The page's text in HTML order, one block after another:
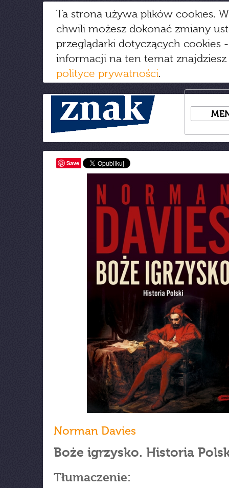
Ta strona używa plików cookies.
chwili możesz dokonać zmiany
przeglądarki dotyczących cookies
informacji na ten temat
polityce prywatności.
Save
Norman Davies
Boże igrzysko. Historia
Tłumaczenie: